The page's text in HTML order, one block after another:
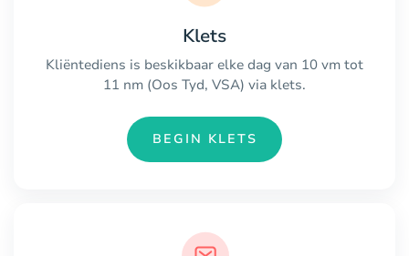
Klets
Kliëntediens is beskikbaar elke dag van 10 vm tot
11 nm (Oos Tyd, VSA) via klets.
BEGIN KLETS